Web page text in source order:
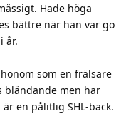
Hade höga
bättre när han var go
år.
som en frälsare
bländande men har
en pålitlig SHL-back.